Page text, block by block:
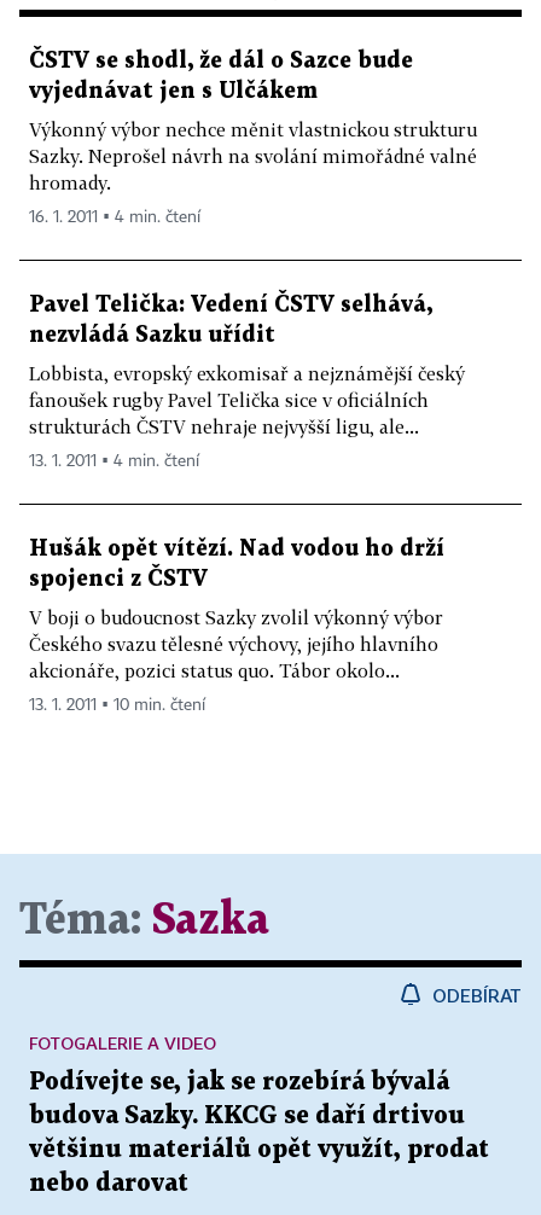
ČSTV se shodl, že dál o Sazce bude
vyjednávat jen s Ulčákem
Výkonný výbor nechce měnit vlastnickou strukturu
Sazky. Neprošel návrh na svolání mimořádné valné
hromady.
16. 1. 2011 ▪ 4 min. čtení
Pavel Telička: Vedení ČSTV selhává,
nezvládá Sazku uřídit
Lobbista, evropský exkomisař a nejznámější český
fanoušek rugby Pavel Telička sice v oficiálních
strukturách ČSTV nehraje nejvyšší ligu, ale...
13. 1. 2011 ▪ 4 min. čtení
Hušák opět vítězí. Nad vodou ho drží
spojenci z ČSTV
V boji o budoucnost Sazky zvolil výkonný výbor
Českého svazu tělesné výchovy, jejího hlavního
akcionáře, pozici status quo. Tábor okolo...
13. 1. 2011 ▪ 10 min. čtení
Téma: Sazka
ODEBÍRAT
Podívejte se, jak se rozebírá bývalá
budova Sazky. KKCG se daří drtivou
většinu materiálů opět využít, prodat
nebo darovat
FOTOGALERIE A VIDEO